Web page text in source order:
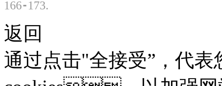
166⁃173.
返回
通过点击"全接受”，代